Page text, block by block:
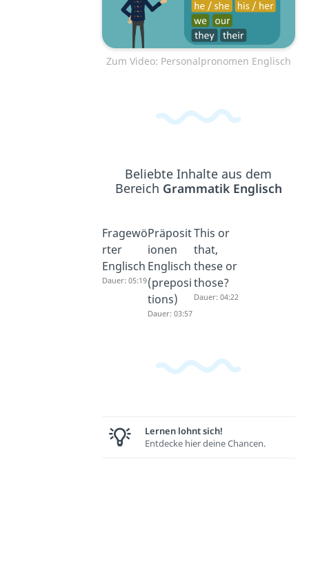
Zum Video: Personalpronomen Englisch
Beliebte Inhalte aus dem
Bereich Grammatik Englisch
Fragewö
rter
Englisch
Dauer: 05:19
Präposit
ionen
Englisch
(preposi
tions)
Dauer: 03:57
This or
that,
these or
those?
Dauer: 04:22
Lernen lohnt sich!
Entdecke hier deine Chancen.